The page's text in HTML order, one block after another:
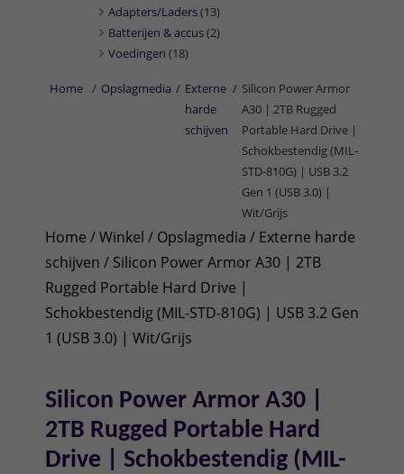
Adapters/Laders(13)
Batterijen & accus(2)
Voedingen (18)
Home / Opslagmedia / Externe
harde
schijven
/ Silicon Power Armor
A30 | 2TB Rugged
Portable Hard Drive |
Schokbestendig (MIL-
STD-810G) | USB 3.2
Gen 1 (USB 3.0) |
Wit/Grijs
Home /Winkel / Opslagmedia / Externe harde
schijven / Silicon Power Armor A30 | 2TB
Rugged Portable Hard Drive |
Schokbestendig (MIL-STD-810G) | USB 3.2 Gen
1 (USB 3.0) | Wit/Grijs
Silicon Power Armor A30 |
2TB Rugged Portable Hard
Drive | Schokbestendig (MIL-